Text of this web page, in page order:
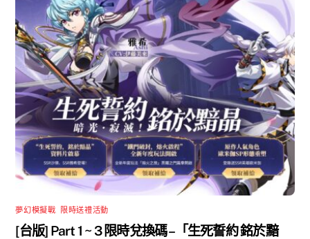
夢幻模擬戰 限時送禮活動
[台版] Part 1 ~ 3 限時兌換碼 –「生死誓約 銘於黯